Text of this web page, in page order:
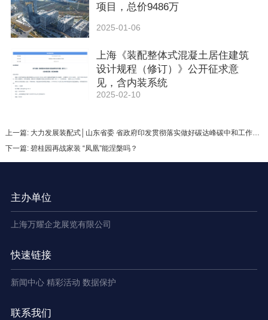
项目，总价9486万
2025-01-06
上海《装配整体式混凝土居住建筑
设计规程（修订）》公开征求意
见，含内装系统
2025-02-10
上一篇: 大力发展装配式​│山东省委 省政府印发贯彻落实做好碳达峰碳中和工作的若干措施
下一篇: 碧桂园再战家装 “凤凰”能涅槃吗？
主办单位
上海万耀企龙展览有限公司
快速链接
新闻中心 精彩活动 数据保护
联系我们